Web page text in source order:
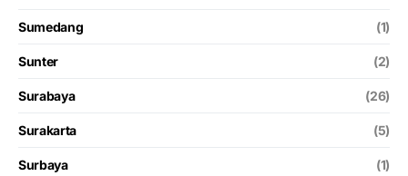
Sumedang (1)
Sunter (2)
Surabaya (26)
Surakarta (5)
Surbaya (1)